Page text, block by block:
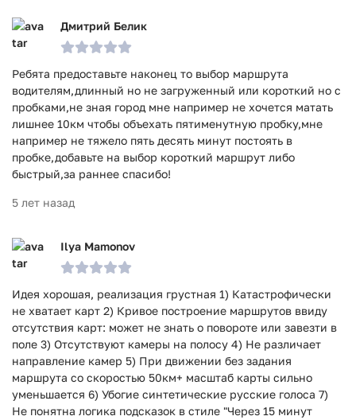
Дмитрий Белик
Ребята предоставьте наконец то выбор маршрута
водителям,длинный но не загруженный или короткий но с
пробками,не зная город мне например не хочется матать
лишнее 10км чтобы объехать пятименутную пробку,мне
например не тяжело пять десять минут постоять в
пробке,добавьте на выбор короткий маршрут либо
быстрый,за раннее спасибо!
5 лет назад
Ilya Mamonov
Идея хорошая, реализация грустная 1) Катастрофически
не хватает карт 2) Кривое построение маршрутов ввиду
отсутствия карт: может не знать о повороте или завезти в
поле 3) Отсутствуют камеры на полосу 4) Не различает
направление камер 5) При движении без задания
маршрута со скоростью 50км+ масштаб карты сильно
уменьшается 6) Убогие синтетические русские голоса 7)
Не понятна логика подсказок в стиле "Через 15 минут